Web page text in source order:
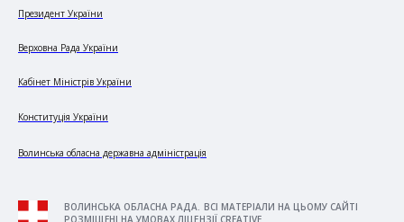
Президент України
Верховна Рада України
Кабінет Міністрів України
Конституція України
Волинська обласна державна адміністрація
ВОЛИНСЬКА ОБЛАСНА РАДА. ВСІ МАТЕРІАЛИ НА ЦЬОМУ САЙТІ
РОЗМІЩЕНІ НА УМОВАХ ЛІЦЕНЗІЇ CREATIVE